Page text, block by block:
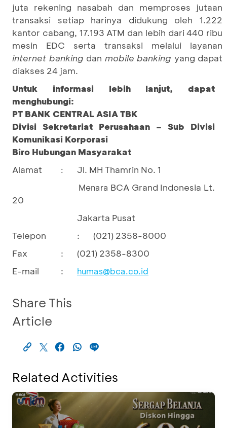
juta rekening nasabah dan memproses jutaan
transaksi setiap harinya didukung oleh 1.222
kantor cabang, 17.193 ATM dan lebih dari 440 ribu
mesin EDC serta transaksi melalui layanan
internet banking dan mobile banking yang dapat
diakses 24 jam.
Untuk informasi lebih lanjut, dapat
menghubungi:
PT BANK CENTRAL ASIA TBK
Divisi Sekretariat Perusahaan – Sub Divisi
Komunikasi Korporasi
Biro Hubungan Masyarakat
Alamat
: Jl. MH Thamrin No. 1
Menara BCA Grand Indonesia Lt.
20
Jakarta Pusat
Telepon
:
(021) 2358-8000
Fax
:
(021) 2358-8300
E-mail
: humas@bca.co.id
Share This
Article
Related Activities